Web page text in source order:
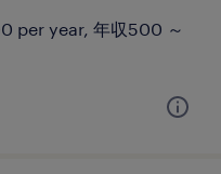
per year, 年収500 ～